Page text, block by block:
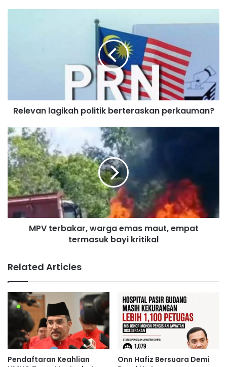
a
k
a
h
p
o
l
i
t
i
t
e
r
a
s
n
p
Relevan lagikah politik berteraskan perkauman?
M
P
V
t
e
r
b
k
a
r
g
a
s
m
MPV terbakar, warga emas maut, empat
termasuk bayi kritikal
Related Articles
Pendaftaran Keahlian
Onn Hafiz Bersuara Demi